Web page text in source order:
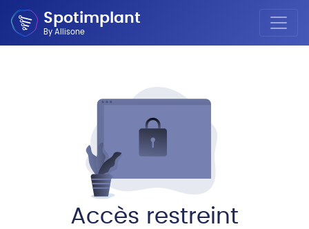
Spotimplant
By Allisone
Accès restreint